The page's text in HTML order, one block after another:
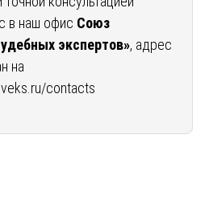
в наш офис Союз
экспертов», адрес
на
contacts